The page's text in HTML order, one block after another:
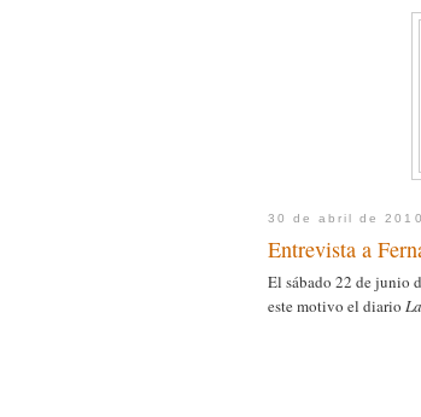
30 de abril de 2010
Entrevista a
El sábado 22 de junio
este motivo el diario